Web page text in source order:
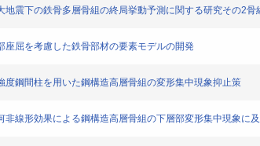
地震下の鉄骨多層骨組の終局挙動予測に関する研究その2
座屈を考慮した鉄骨部材の要素モデルの開発
度鋼間柱を用いた鋼構造高層骨組の変形集中現象抑止策
非線形効果による鋼構造高層骨組の下層部変形集中現象に